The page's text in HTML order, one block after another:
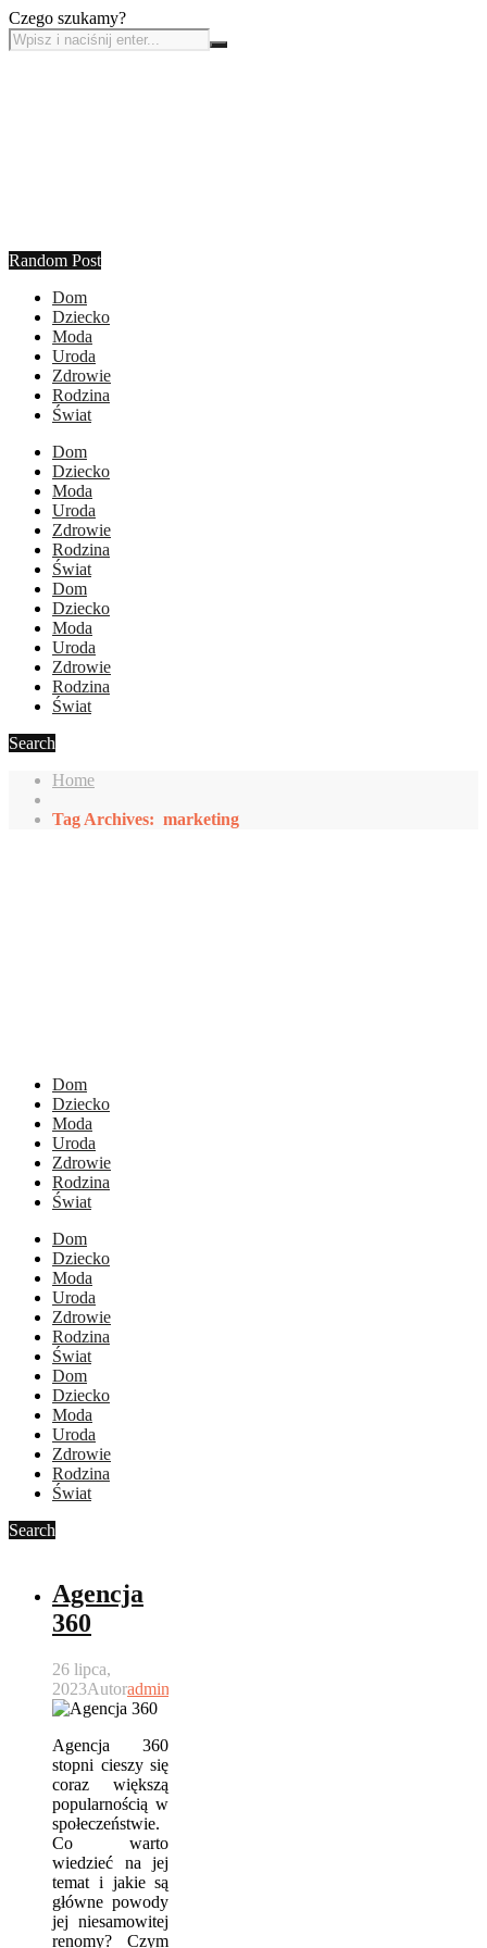
Czego szukamy?
Random Post
Dom
Dziecko
Moda
Uroda
Zdrowie
Rodzina
Świat
Dom
Dziecko
Moda
Uroda
Zdrowie
Rodzina
Świat
Dom
Dziecko
Moda
Uroda
Zdrowie
Rodzina
Świat
Search
Home
Tag Archives: marketing
Dom
Dziecko
Moda
Uroda
Zdrowie
Rodzina
Świat
Dom
Dziecko
Moda
Uroda
Zdrowie
Rodzina
Świat
Dom
Dziecko
Moda
Uroda
Zdrowie
Rodzina
Świat
Search
Agencja
360
26 lipca,
2023Autoradmin
Agencja 360
stopni cieszy się
coraz większą
popularnością w
społeczeństwie.
Co warto
wiedzieć na jej
temat i jakie są
główne powody
jej niesamowitej
renomy? Czym